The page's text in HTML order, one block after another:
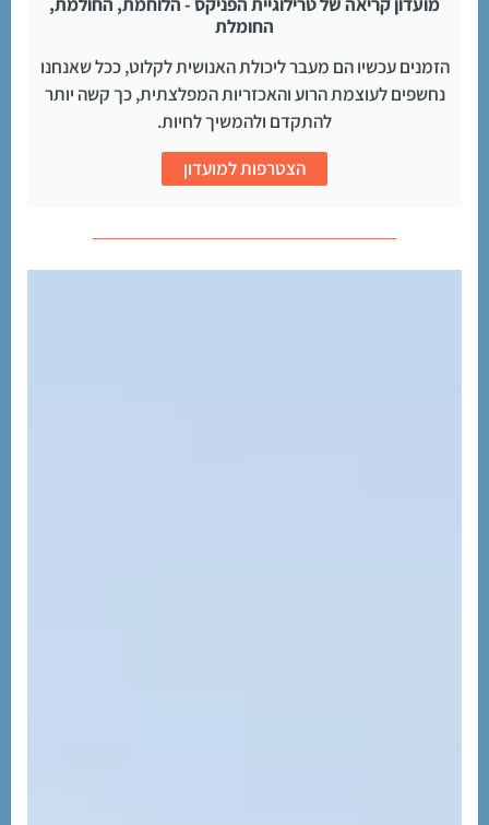
החומלת
הזמנים עכשיו הם מעבר ליכולת האנושית לקלוט, ככל שאנחנו
נחשפים לעוצמת הרוע והאכזריות המפלצתית, כך קשה יותר
להתקדם ולהמשיך לחיות.
הצטרפות למועדון